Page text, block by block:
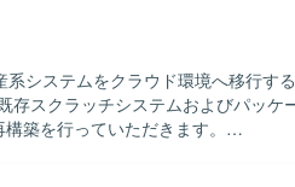
、Eclipseを利用した開発となりま
系システムをクラウド環境へ移行する
築を行っていただきます。